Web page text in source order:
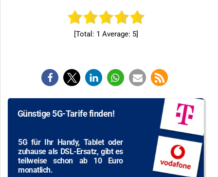
[Total: 1 Average: 5]
Günstige 5G-Tarife finden!
5G für Ihr Handy, Tablet oder
zuhause als DSL-Ersatz, gibt es
teilweise schon ab 10 Euro
monatlich.